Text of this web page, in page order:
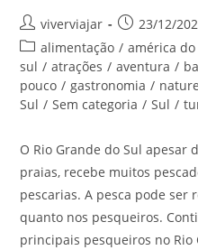
Autor
do
post:
viverviajar
Post
publicado:
23/12/
Categoria
do
post:
alimentação / américa do
sul / atrações / aventura /
pouco / gastronomia /
Sul / Sem categoria / Sul /
O Rio Grande do Sul apesar
praias, recebe muitos
pescarias. A pesca pode ser
quanto nos pesqueiros.
principais pesqueiros no Rio